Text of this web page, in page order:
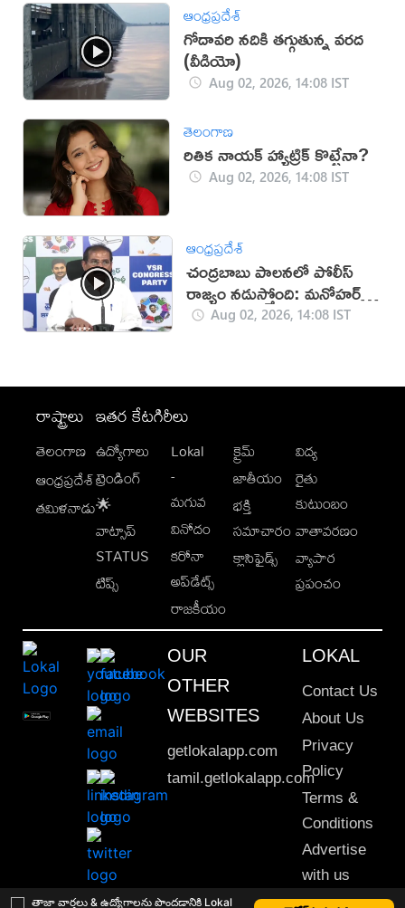
తాజా వార్తలు & ఉద్యోగాలను పొందడానికి Lokal
ఆంధ్రప్రదేశ్
గోదావరి నదికి తగ్గుతున్న వరద
(వీడియో)
Aug 02, 2026, 14:08 IST
తెలంగాణ
రితిక నాయక్ హ్యాట్రిక్ కొట్టేనా?
Aug 02, 2026, 14:08 IST
ఆంధ్రప్రదేశ్
చంద్రబాబు పాలనలో పోలీస్
రాజ్యం నడుస్తోంది: మనోహర్
రెడ్డి Aug 02, 2026, 14:08 IST
రాష్ట్రాలు
తెలంగాణ
ఆంధ్రప్రదేశ్
తమిళనాడు
ఇతర కేటగిరీలు
ఉద్యోగాలు
ట్రెండింగ్
🌟
వాట్సాప్
STATUS
టిప్స్
Lokal
-
మగువ
వినోదం
కరోనా
అప్‌డేట్స్
రాజకీయం
క్రైమ్
జాతీయం
భక్తి
సమాచారం
క్లాసిఫైడ్స్
విద్య
రైతు
కుటుంబం
వాతావరణం
వ్యాపార
ప్రపంచం
OUR
OTHER
WEBSITES
getlokalapp.com
tamil.getlokalapp.com
LOKAL
Contact Us
About Us
Privacy
Policy
Terms &
Conditions
Advertise
with us
Sitemap